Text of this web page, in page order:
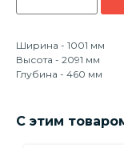
Ширина - 1001 мм
Высота - 2091 мм
Глубина - 460 мм
С этим